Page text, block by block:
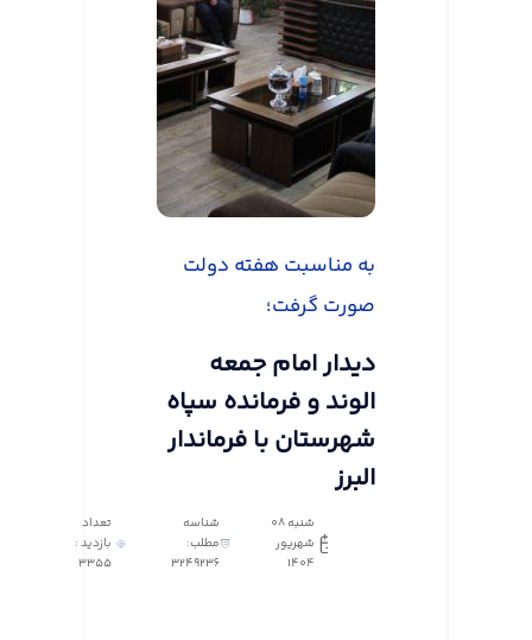
به مناسبت هفته دولت
صورت گرفت؛
دیدار امام جمعه
الوند و فرمانده سپاه
شهرستان با فرماندار
البرز
شنبه 08
شهریور
1404
شناسه
مطلب:
3249236
تعداد
بازدید :
3355